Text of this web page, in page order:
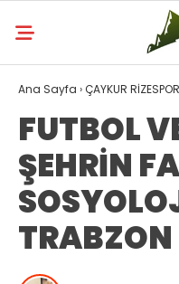
Ana Sayfa ›ÇAYKUR RİZESPOR
FUTBOL
ŞEHRİN
TRABZON